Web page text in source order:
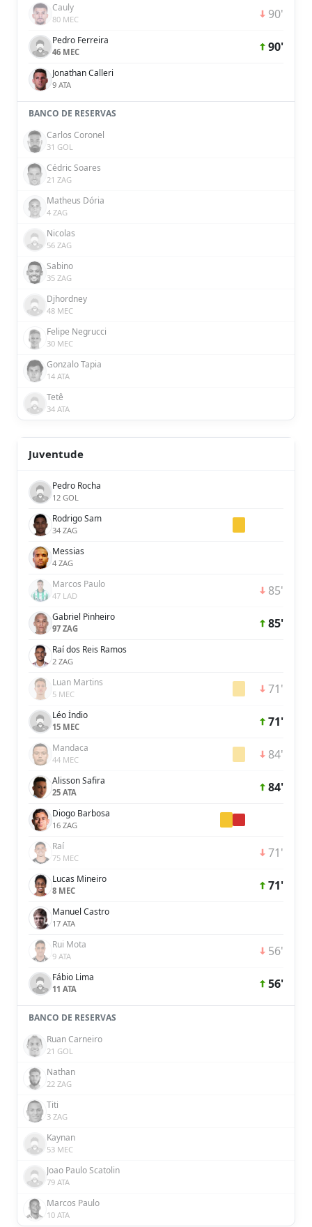
Cauly
80 MEC 90'
Pedro Ferreira
46 MEC 90'
Jonathan Calleri
9 ATA
BANCO DE RESERVAS
Carlos Coronel
31 GOL
Cédric Soares
21 ZAG
Matheus Dória
4 ZAG
Nicolas
56 ZAG
Sabino
35 ZAG
Djhordney
48 MEC
Felipe Negrucci
30 MEC
Gonzalo Tapia
14 ATA
Tetê
34 ATA
Juventude
Pedro Rocha
12 GOL
Rodrigo Sam
34 ZAG
Messias
4 ZAG
Marcos Paulo
47 LAD 85'
Gabriel Pinheiro
97 ZAG 85'
Raí dos Reis Ramos
2 ZAG
Luan Martins
5 MEC 71'
Léo Índio
15 MEC 71'
Mandaca
44 MEC 84'
Alisson Safira
25 ATA 84'
Diogo Barbosa
16 ZAG
Raí
75 MEC 71'
Lucas Mineiro
8 MEC 71'
Manuel Castro
17 ATA
Rui Mota
9 ATA 56'
Fábio Lima
11 ATA 56'
BANCO DE RESERVAS
Ruan Carneiro
21 GOL
Nathan
22 ZAG
Titi
3 ZAG
Kaynan
53 MEC
Joao Paulo Scatolin
79 ATA
Marcos Paulo
10 ATA